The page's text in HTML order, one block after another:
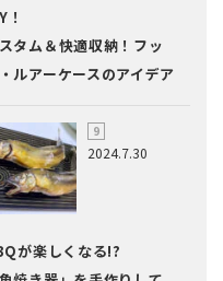
！
タム＆快適収納！フッ
ルアーケースのアイデア
2024.7.30
が楽しくなる!?